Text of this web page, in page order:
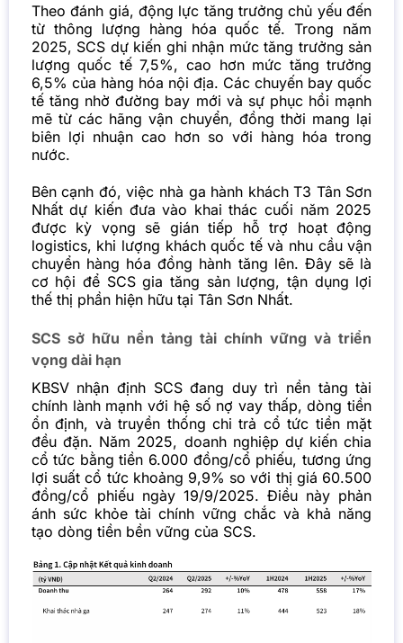
Theo đánh giá, động lực tăng trưởng chủ yếu đến
từ thông lượng hàng hóa quốc tế. Trong năm
2025, SCS dự kiến ghi nhận mức tăng trưởng sản
lượng quốc tế 7,5%, cao hơn mức tăng trưởng
6,5% của hàng hóa nội địa. Các chuyến bay quốc
tế tăng nhờ đường bay mới và sự phục hồi mạnh
mẽ từ các hãng vận chuyển, đồng thời mang lại
biên lợi nhuận cao hơn so với hàng hóa trong
nước.
Bên cạnh đó, việc nhà ga hành khách T3 Tân Sơn
Nhất dự kiến đưa vào khai thác cuối năm 2025
được kỳ vọng sẽ gián tiếp hỗ trợ hoạt động
logistics, khi lượng khách quốc tế và nhu cầu vận
chuyển hàng hóa đồng hành tăng lên. Đây sẽ là
cơ hội để SCS gia tăng sản lượng, tận dụng lợi
thế thị phần hiện hữu tại Tân Sơn Nhất.
SCS sở hữu nền tảng tài chính vững và triển
vọng dài hạn
KBSV nhận định SCS đang duy trì nền tảng tài
chính lành mạnh với hệ số nợ vay thấp, dòng tiền
ổn định, và truyền thống chi trả cổ tức tiền mặt
đều đặn. Năm 2025, doanh nghiệp dự kiến chia
cổ tức bằng tiền 6.000 đồng/cổ phiếu, tương ứng
lợi suất cổ tức khoảng 9,9% so với thị giá 60.500
đồng/cổ phiếu ngày 19/9/2025. Điều này phản
ánh sức khỏe tài chính vững chắc và khả năng
tạo dòng tiền bền vững của SCS.